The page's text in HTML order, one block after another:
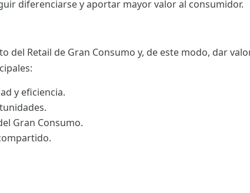
diferenciarse y aportar mayor valor al consumidor.
Retail de Gran Consumo y, de este modo, dar
y eficiencia.
Gran Consumo.